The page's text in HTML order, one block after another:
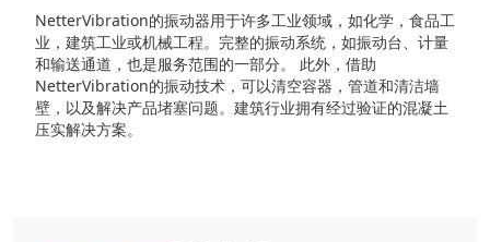
NetterVibration的振动器用于许多工业领域，如化学，食品工
业，建筑工业或机械工程。完整的振动系统，如振动台、计量
和输送通道，也是服务范围的一部分。 此外，借助
NetterVibration的振动技术，可以清空容器，管道和清洁墙
壁，以及解决产品堵塞问题。建筑行业拥有经过验证的混凝土
压实解决方案。